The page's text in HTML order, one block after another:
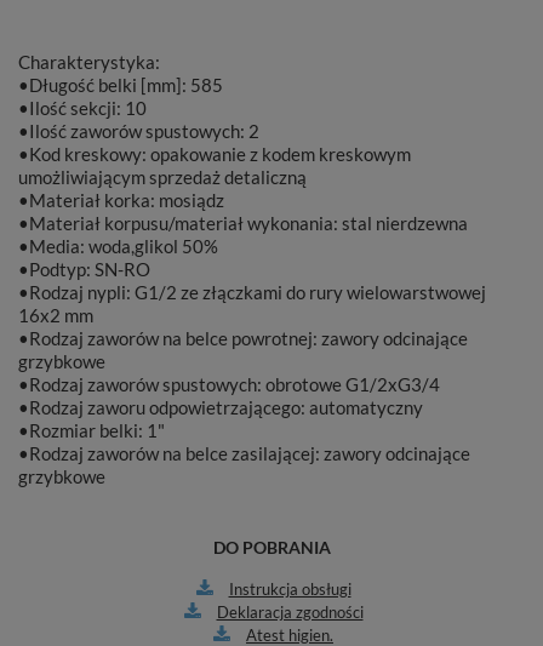
Charakterystyka:
•Długość belki [mm]: 585
•Ilość sekcji: 10
•Ilość zaworów spustowych: 2
•Kod kreskowy: opakowanie z kodem kreskowym
umożliwiającym sprzedaż detaliczną
•Materiał korka: mosiądz
•Materiał korpusu/materiał wykonania: stal nierdzewna
•Media: woda,glikol 50%
•Podtyp: SN-RO
•Rodzaj nypli: G1/2 ze złączkami do rury wielowarstwowej
16x2 mm
•Rodzaj zaworów na belce powrotnej: zawory odcinające
grzybkowe
•Rodzaj zaworów spustowych: obrotowe G1/2xG3/4
•Rodzaj zaworu odpowietrzającego: automatyczny
•Rozmiar belki: 1"
•Rodzaj zaworów na belce zasilającej: zawory odcinające
grzybkowe
DO POBRANIA
Instrukcja obsługi
Deklaracja zgodności
Atest higien.